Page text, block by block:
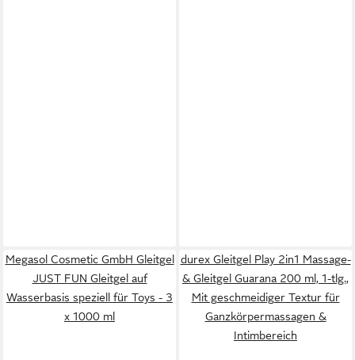
Megasol Cosmetic GmbH Gleitgel
JUST FUN Gleitgel auf
Wasserbasis speziell für Toys - 3
x 1000 ml
durex Gleitgel Play 2in1 Massage-
& Gleitgel Guarana 200 ml, 1-tlg.,
Mit geschmeidiger Textur für
Ganzkörpermassagen &
Intimbereich